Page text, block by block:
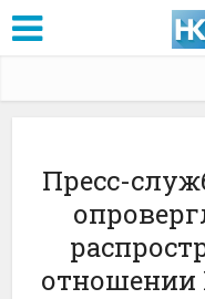
Пресс-
отношении